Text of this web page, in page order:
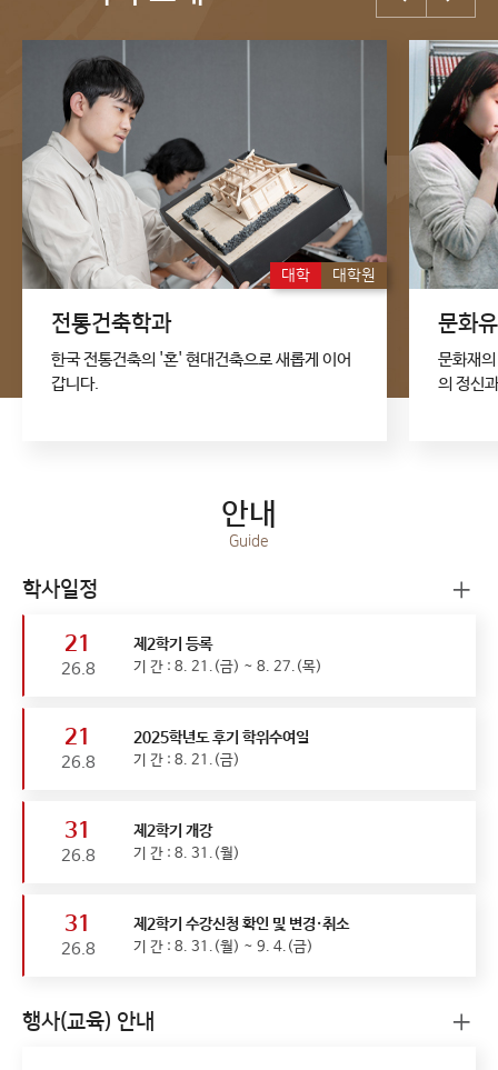
대학 대학원
전통건축학과
한국 전통건축의 '혼' 현대건축으로 새롭게 이어
갑니다.
문화
문화재
의 정신
안내
Guide
학사일정
26.8
21 제2학기 등록
기 간 : 8. 21.(금) ~ 8. 27.(목)
26.8
21 2025학년도 후기 학위수여일
기 간 : 8. 21.(금)
26.8
31 제2학기 개강
기 간 : 8. 31.(월)
26.8
31 제2학기 수강신청 확인 및 변경·취소
기 간 : 8. 31.(월) ~ 9. 4.(금)
행사(교육) 안내